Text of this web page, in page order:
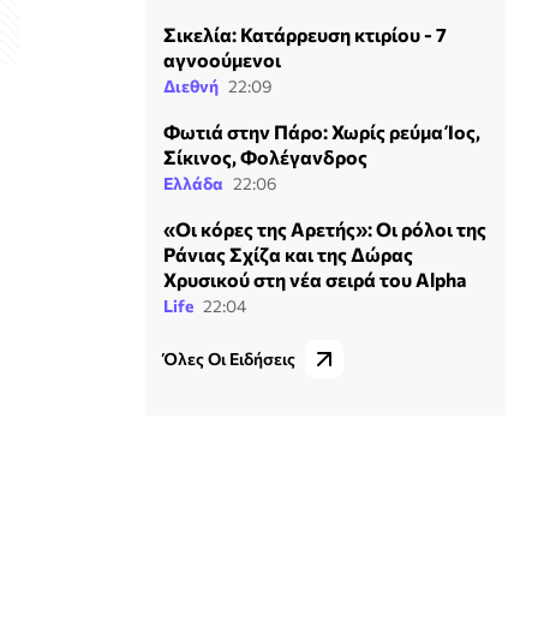
Σικελία: Κατάρρευση κτιρίου - 7
αγνοούμενοι
Διεθνή 22:09
Φωτιά στην Πάρο: Χωρίς ρεύμα Ίος,
Σίκινος, Φολέγανδρος
Ελλάδα 22:06
«Οι κόρες της Αρετής»: Οι ρόλοι της
Ράνιας Σχίζα και της Δώρας
Χρυσικού στη νέα σειρά του Alpha
Life 22:04
Όλες Οι Ειδήσεις